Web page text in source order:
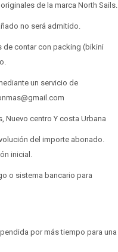
de la marca North Sails.
no será admitido.
de contar con packing (bikini
un servicio de
Nuevo centro Y costa Urbana
del importe abonado.
inicial.
o sistema bancario para
por más tiempo para una